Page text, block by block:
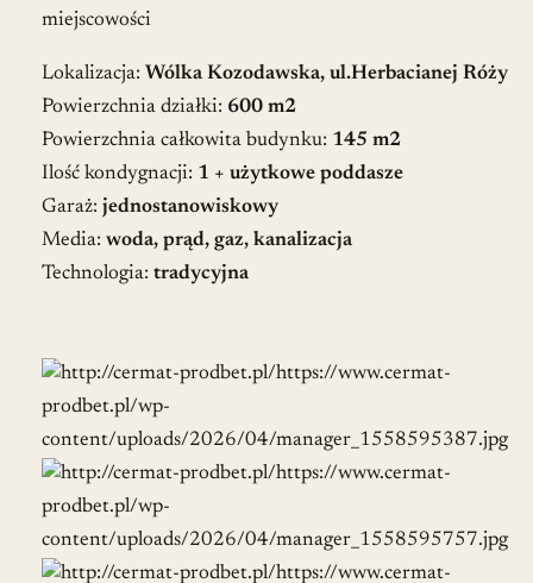
miejscowości
Lokalizacja: Wólka Kozodawska, ul.Herbacianej Róży
Powierzchnia działki: 600 m2
Powierzchnia całkowita budynku: 145 m2
Ilość kondygnacji: 1 + użytkowe poddasze
Garaż: jednostanowiskowy
Media: woda, prąd, gaz, kanalizacja
Technologia: tradycyjna